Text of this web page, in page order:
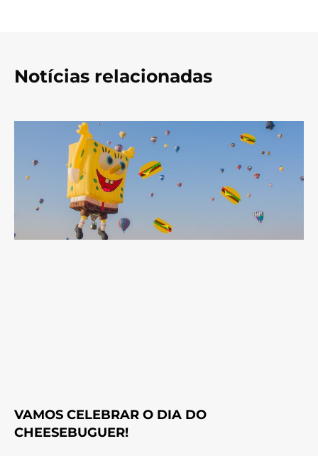
Notícias relacionadas
VAMOS CELEBRAR O DIA DO
CHEESEBUGUER!